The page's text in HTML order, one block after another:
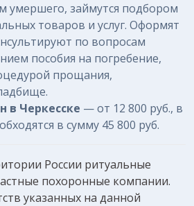
умершего, займутся подбором
товаров и услуг. Оформят
по вопросам
пособия на погребение,
прощания,
в Черкесске —от 12 800 руб., в
в сумму 45 800 руб.
России ритуальные
похоронные компании.
указанных на данной